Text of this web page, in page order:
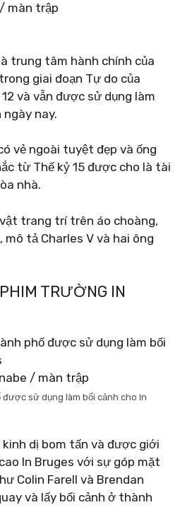
màn trập
trung tâm hành chính của
giai đoạn Tự do của
và vẫn được sử dụng làm
ngày nay.
vẻ ngoài tuyệt đẹp và ống
từ Thế kỷ 15 được cho là tài
nhà.
trang trí trên áo choàng,
tả Charles V và hai ông
TRƯỜNG IN
/ màn trập
được sử dụng làm bối cảnh cho In
dị bom tấn và được giới
In Bruges với sự góp mặt
Colin Farell và Brendan
và lấy bối cảnh ở thành